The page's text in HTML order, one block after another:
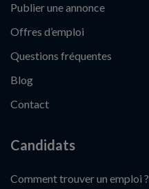
Publier une annonce
Offres d’emploi
Questions fréquentes
Blog
Contact
Candidats
Comment trouver un emploi ?